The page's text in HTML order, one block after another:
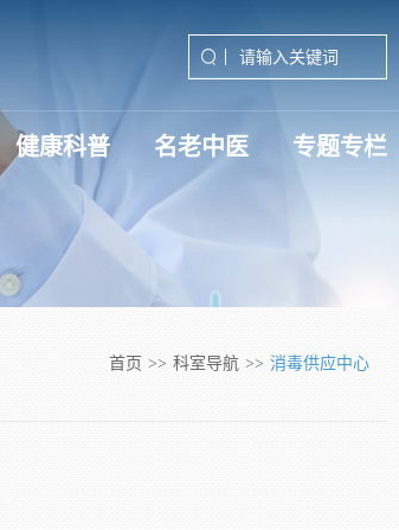
健康科普 名老中医 专题专栏
首页 >> 科室导航 >> 消毒供应中心